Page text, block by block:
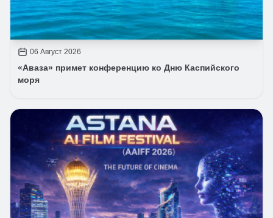
06 Август 2026
«Аваза» примет конференцию ко Дню Каспийского
моря